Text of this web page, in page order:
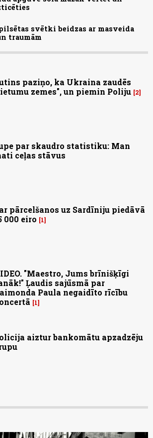
svētki beidzas ar masveida
traumām
paziņo, ka Ukraina zaudēs
zemes", un piemin Poliju 2
par skaudro statistiku: Man
ceļas stāvus
pārcelšanos uz Sardīniju piedāvā
000 eiro
1
"Maestro, Jums brīnišķīgi
Ļaudis sajūsmā par
Paula negaidīto rīcību
1
aiztur bankomātu apzadzēju